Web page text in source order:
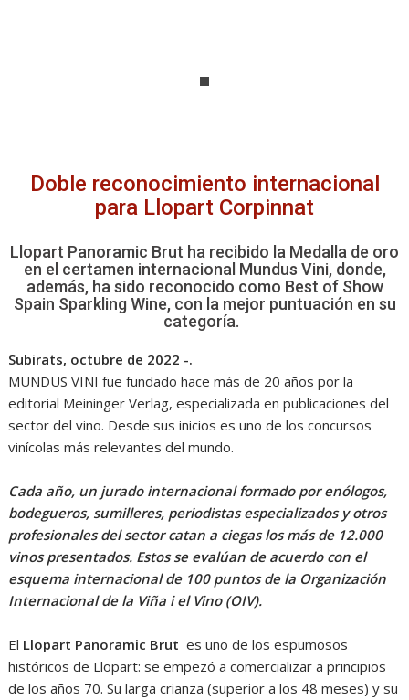
Doble reconocimiento internacional
para Llopart Corpinnat
Llopart Panoramic Brut ha recibido la Medalla de oro
en el certamen internacional Mundus Vini, donde,
además, ha sido reconocido como Best of Show
Spain Sparkling Wine, con la mejor puntuación en su
categoría.
Subirats, octubre de 2022 -.
MUNDUS VINI fue fundado hace más de 20 años por la
editorial Meininger Verlag, especializada en publicaciones del
sector del vino. Desde sus inicios es uno de los concursos
vinícolas más relevantes del mundo.
Cada año, un jurado internacional formado por enólogos,
bodegueros, sumilleres, periodistas especializados y otros
profesionales del sector catan a ciegas los más de 12.000
vinos presentados. Estos se evalúan de acuerdo con el
esquema internacional de 100 puntos de la Organización
Internacional de la Viña i el Vino (OIV).
El Llopart Panoramic Brut es uno de los espumosos
históricos de Llopart: se empezó a comercializar a principios
de los años 70. Su larga crianza (superior a los 48 meses) y su